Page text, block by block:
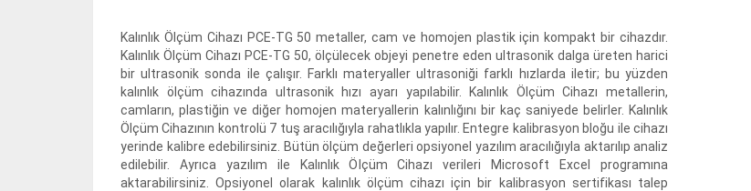
Kalınlık Ölçüm Cihazı PCE-TG 50 metaller, cam ve homojen plastik için kompakt bir cihazdır.
Kalınlık Ölçüm Cihazı PCE-TG 50, ölçülecek objeyi penetre eden ultrasonik dalga üreten harici
bir ultrasonik sonda ile çalışır. Farklı materyaller ultrasoniği farklı hızlarda iletir; bu yüzden
kalınlık ölçüm cihazında ultrasonik hızı ayarı yapılabilir. Kalınlık Ölçüm Cihazı metallerin,
camların, plastiğin ve diğer homojen materyallerin kalınlığını bir kaç saniyede belirler. Kalınlık
Ölçüm Cihazının kontrolü 7 tuş aracılığıyla rahatlıkla yapılır. Entegre kalibrasyon bloğu ile cihazı
yerinde kalibre edebilirsiniz. Bütün ölçüm değerleri opsiyonel yazılım aracılığıyla aktarılıp analiz
edilebilir. Ayrıca yazılım ile Kalınlık Ölçüm Cihazı verileri Microsoft Excel programına
aktarabilirsiniz. Opsiyonel olarak kalınlık ölçüm cihazı için bir kalibrasyon sertifikası talep